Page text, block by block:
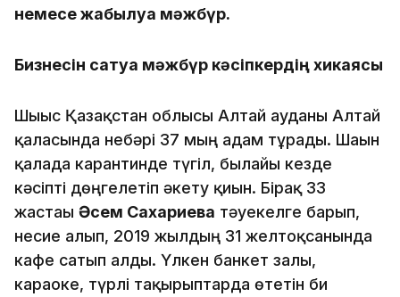
немесе жабылуға мәжбүр.
Бизнесін сатуға мәжбүр кәсіпкердің хикаясы
Шығыс Қазақстан облысы Алтай ауданы Алтай
қаласында небәрі 37 мың адам тұрады. Шағын
қалада карантинде түгіл, былайғы кезде
кәсіпті дөңгелетіп әкету қиын. Бірақ 33
жастағы Әсем Сахариева тәуекелге барып,
несие алып, 2019 жылдың 31 желтоқсанында
кафе сатып алды. Үлкен банкет залы,
караоке, түрлі тақырыптарда өтетін би